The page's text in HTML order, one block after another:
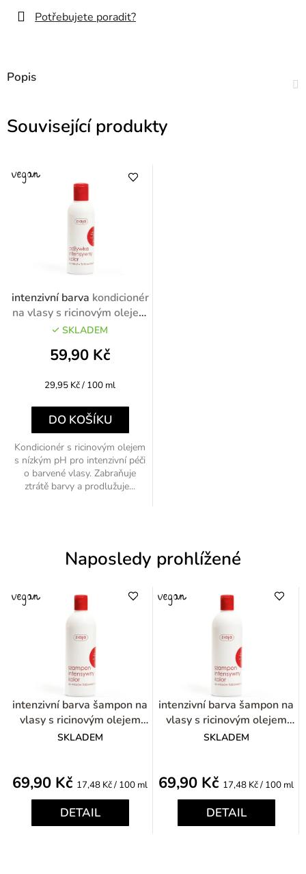
Potřebujete poradit?
Popis
Související produkty
intenzivní barva kondicionér
na vlasy s ricinovým olejem
200ml
SKLADEM
59,90 Kč
Měrná
29,95 Kč / 100 ml
DO KOŠÍKU
Kondicionér s ricinovým olejem
s nízkým pH pro intenzivní péči
o barvené vlasy. Zabraňuje
ztrátě barvy a prodlužuje...
Naposledy prohlížené
intenzivní barva šampon na
vlasy s ricinovým olejem
400ml
SKLADEM
69,90 Kč Měrná
17,48 Kč / 100 ml
DETAIL
intenzivní barva šampon na
vlasy s ricinovým olejem
400ml
SKLADEM
69,90 Kč Měrná
17,48 Kč / 100 ml
DETAIL